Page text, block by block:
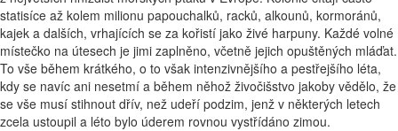
statisíce až kolem milionu papouchalků, racků, alkounů, kormoránů,
kajek a dalších, vrhajících se za kořistí jako živé harpuny. Každé volné
místečko na útesech je jimi zaplněno, včetně jejich opuštěných mláďat.
To vše během krátkého, o to však intenzivnějšího a pestřejšího léta,
kdy se navíc ani nesetmí a během něhož živočišstvo jakoby vědělo, že
se vše musí stihnout dřív, než udeří podzim, jenž v některých letech
zcela ustoupil a léto bylo úderem rovnou vystřídáno zimou.